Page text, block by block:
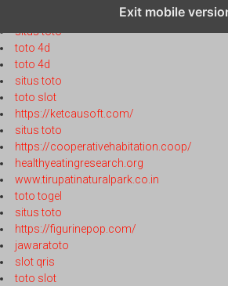
Exit mobile
situs toto
toto 4d
toto 4d
situs toto
toto slot
https://ketcausoft.com/
situs toto
https://cooperativehabitation.coop/
healthyeatingresearch.org
www.tirupatinaturalpark.co.in
toto togel
situs toto
https://figurinepop.com/
jawaratoto
slot qris
toto slot